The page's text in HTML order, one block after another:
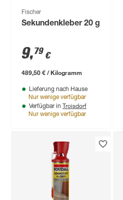
Fischer
Sekundenkleber 20 g
9,79 €
489,50 € / Kilogramm
Lieferung nach Hause
Nur wenige verfügbar
Verfügbar in Troisdorf
Nur wenige verfügbar